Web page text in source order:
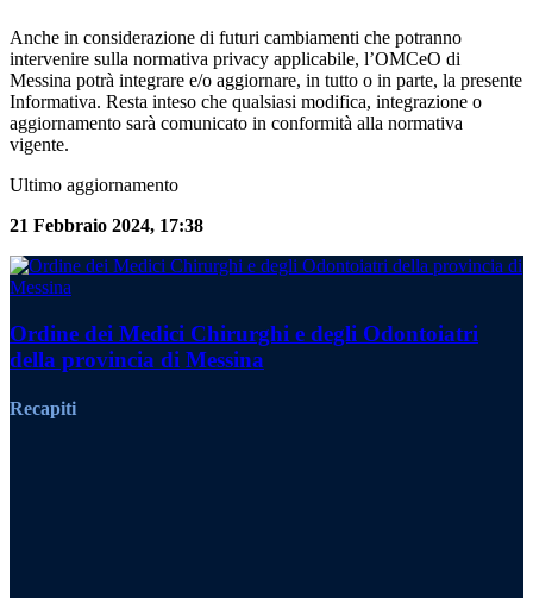
Anche in considerazione di futuri cambiamenti che potranno
intervenire sulla normativa privacy applicabile, l’OMCeO di
Messina potrà integrare e/o aggiornare, in tutto o in parte, la presente
Informativa. Resta inteso che qualsiasi modifica, integrazione o
aggiornamento sarà comunicato in conformità alla normativa
vigente.
Ultimo aggiornamento
21 Febbraio 2024, 17:38
Ordine dei Medici Chirurghi e degli Odontoiatri
della provincia di Messina
Recapiti